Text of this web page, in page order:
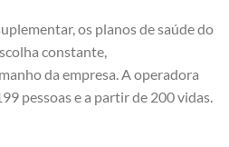
os planos de saúde do
constante,
da empresa. A operadora
pessoas e a partir de 200 vidas.